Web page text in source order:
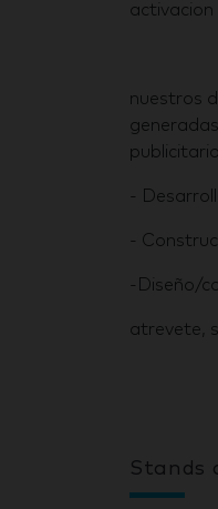
activacion
nuestros
-
-
-Diseño/
atrevete,
Stands